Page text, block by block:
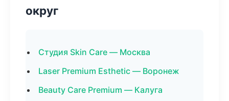
округ
Студия Skin Care — Москва
Laser Premium Esthetic — Воронеж
Beauty Care Premium — Калуга